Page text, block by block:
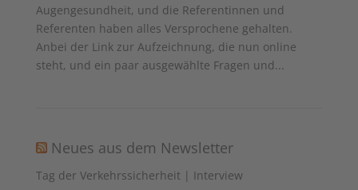
Augengesundheit, und die Referentinnen und
Referenten haben alles Versprochene gehalten.
Anbei der Link zur Aufzeichnung, die nun online
steht, und ein paar ausgewählte Fragen und...
Neues aus dem Newsletter
Tag der Verkehrssicherheit | Interview